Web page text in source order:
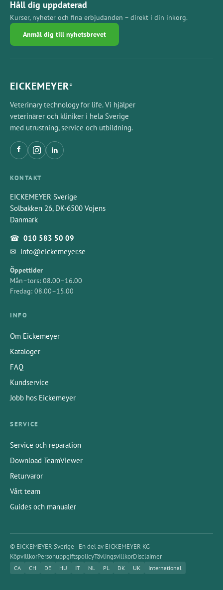
Håll dig uppdaterad
Kurser, nyheter och fina erbjudanden – direkt i din inkorg.
Anmäl dig till nyhetsbrevet
EICKEMEYER®
Veterinary technology for life. Vi hjälper
veterinärer och kliniker i hela Sverige
med utrustning, service och utbildning.
KONTAKT
EICKEMEYER Sverige
Solbakken 26, DK-6500 Vojens
Danmark
☎ 010 583 50 09
✉ info@eickemeyer.se
Öppettider
Mån–tors: 08.00–16.00
Fredag: 08.00–15.00
INFO
Om Eickemeyer
Kataloger
FAQ
Kundservice
Jobb hos Eickemeyer
SERVICE
Service och reparation
Download TeamViewer
Returvaror
Vårt team
Guides och manualer
© EICKEMEYER Sverige · En del av EICKEMEYER KG
KöpvillkorPersonuppgiftspolicyTävlingsvillkorDisclaimer
CA CH DE HU IT NL PL DK UK International